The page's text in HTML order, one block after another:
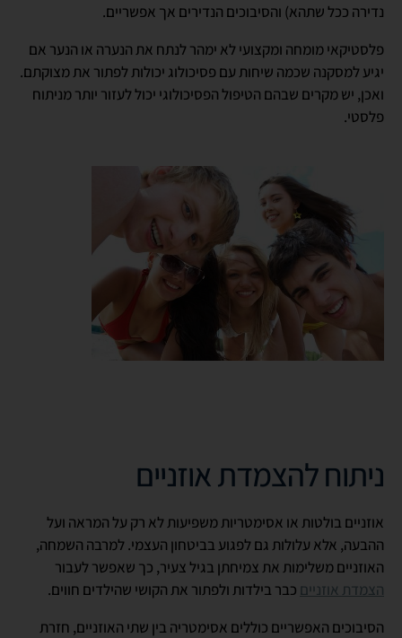
נדירה ככל שתהא) והסיבוכים הנדירים אך אפשריים.
פלסטיקאי מומחה ומקצועי לא ימהר לנתח את הנערה או הנער אם
יגיע למסקנה שכמה שיחות עם פסיכולוג יכולות לפתור את מצוקתם.
ואכן, יש מקרים שבהם הטיפול הפסיכולוגי יכול לעזור יותר מניתוח
פלסטי.
ניתוח להצמדת אוזניים
אוזניים בולטות או אסימטריות משפיעות לא רק על המראה ועל
ההבעה, אלא עלולות גם לפגוע בביטחון העצמי. למרבה השמחה,
האוזניים משלימות את צמיחתן בגיל צעיר, כך שאפשר לעבור
הצמדת אוזניים כבר בילדות ולפתור את הקושי שהילדים חווים.
הסיבוכים האפשריים כוללים אסימטריה בין שתי האוזניים, חזרת